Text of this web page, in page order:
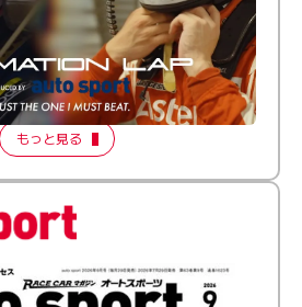
てる。小林利徠斗 × 野村勇斗
LAP Produced by auto sport】
Episode 2
もっと見る